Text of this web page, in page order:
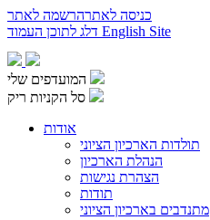
כניסה לאתרהרשמה לאתר
English Site
המועדפים שלי
סל הקניות ריק
אודות
תולדות הארכיון הציוני
הנהלת הארכיון
הצהרת נגישות
תודות
מתנדבים בארכיון הציוני